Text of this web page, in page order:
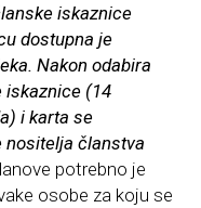
iskaznice
dostupna je
Nakon odabira
iskaznice (14
i karta se
nositelja članstva
potrebno je
osobe za koju se